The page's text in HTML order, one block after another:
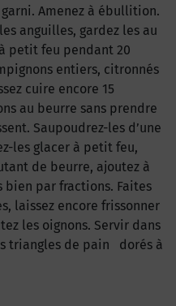
Amenez à ébullition.
anguilles, gardez les au
petit feu pendant 20
entiers, citronnés
cuire encore 15
au beurre sans prendre
Saupoudrez-les d’une
les glacer à petit feu,
de beurre, ajoutez à
bien par fractions. Faites
laissez encore frissonner
les oignons. Servir dans
triangles de pain dorés à